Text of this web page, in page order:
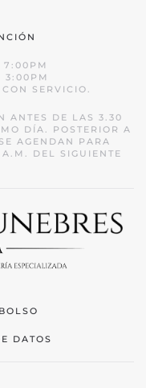
3:00PM
SERVICIO.
ANTES DE LAS 3.30
DÍA. POSTERIOR A
AGENDAN PARA
DEL SIGUIENTE
DATOS